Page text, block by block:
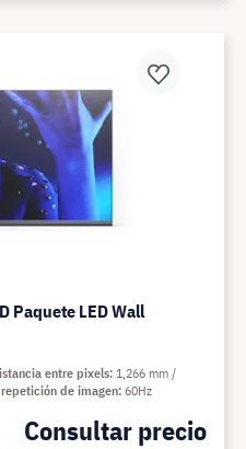
Paquete LED Wall
Consultar precio
entre pixels 1,266 mm
de imagen 60Hz